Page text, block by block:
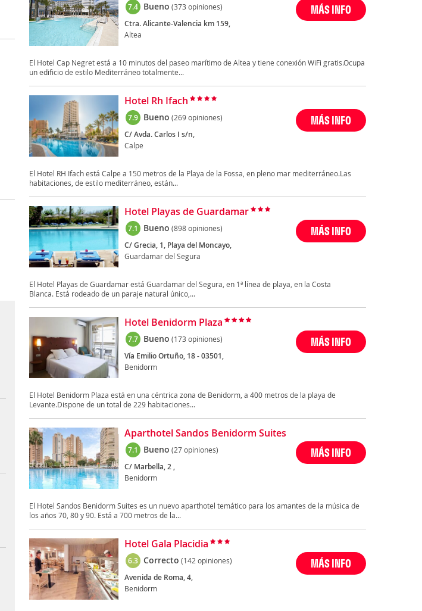
7.4 Bueno (373 opiniones)
Ctra. Alicante-Valencia km 159,
Altea
MÁS INFO
El Hotel Cap Negret está a 10 minutos del paseo marítimo de Altea y tiene conexión WiFi gratis.Ocupa
un edificio de estilo Mediterráneo totalmente...
Hotel Rh Ifach
7.9 Bueno (269 opiniones)
C/ Avda. Carlos I s/n,
Calpe
MÁS INFO
El Hotel RH Ifach está Calpe a 150 metros de la Playa de la Fossa, en pleno mar mediterráneo.Las
habitaciones, de estilo mediterráneo, están...
Hotel Playas de Guardamar
7.1 Bueno (898 opiniones)
C/ Grecia, 1, Playa del Moncayo,
Guardamar del Segura
MÁS INFO
El Hotel Playas de Guardamar está Guardamar del Segura, en 1ª línea de playa, en la Costa
Blanca. Está rodeado de un paraje natural único,...
Hotel Benidorm Plaza
7.7 Bueno (173 opiniones)
Vía Emilio Ortuño, 18 - 03501,
Benidorm
MÁS INFO
El Hotel Benidorm Plaza está en una céntrica zona de Benidorm, a 400 metros de la playa de
Levante.Dispone de un total de 229 habitaciones...
Aparthotel Sandos Benidorm Suites
7.1 Bueno (27 opiniones)
C/ Marbella, 2 ,
Benidorm
MÁS INFO
El Hotel Sandos Benidorm Suites es un nuevo aparthotel temático para los amantes de la música de
los años 70, 80 y 90. Está a 700 metros de la...
Hotel Gala Placidia
6.3 Correcto (142 opiniones)
Avenida de Roma, 4,
Benidorm
MÁS INFO